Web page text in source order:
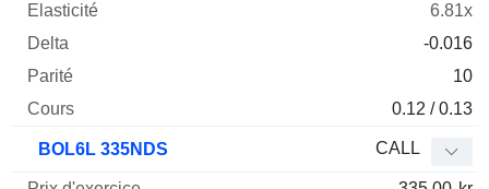
6.81x
-0.016
10
0.12 / 0.13
BOL6L 335NDS CALL